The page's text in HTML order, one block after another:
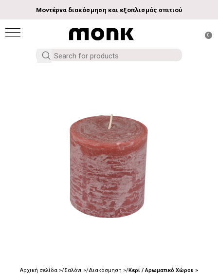
Μοντέρνα διακόσμηση και εξοπλισμός σπιτιού
0
Αρχική σελίδα Σαλόνι Διακόσμηση Κερί / Αρωματικό Χώρου